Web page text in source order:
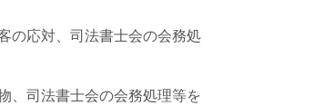
の応対、司法書士会の会務処
、司法書士会の会務処理等を